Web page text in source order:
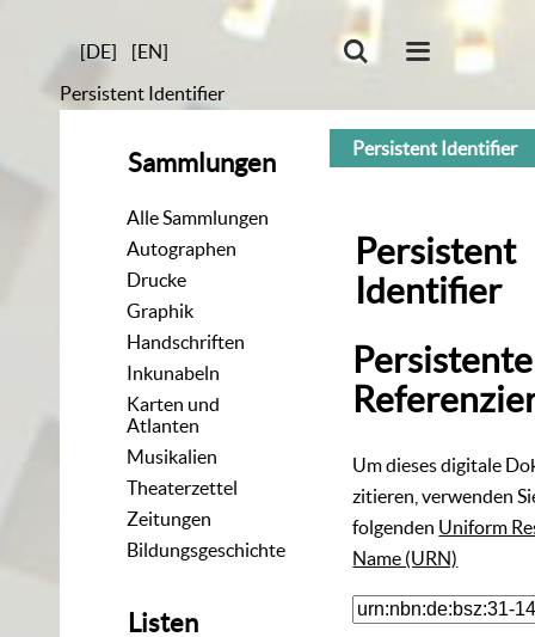
[DE]
[EN]
Persistent Identifier
Sammlungen
Alle Sammlungen
Autographen
Drucke
Graphik
Handschriften
Inkunabeln
Karten und
Atlanten
Musikalien
Theaterzettel
Zeitungen
Bildungsgeschichte
Listen
Persistent Identifier
Persistent
Identifier
Persistente
Um dieses digitale
zitieren, verwenden
folgenden Uniform
Name (URN)